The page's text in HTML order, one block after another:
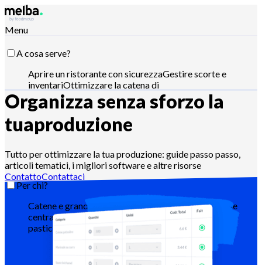
Menu
A cosa serve?
Aprire un ristorante con sicurezzaGestire scorte e
inventariOttimizzare la catena di
approvvigionamentoOttimizzare l'ingegneria del
menu Ridurre il food costPianificare la produzione
alimentareRispettare i requisiti HACCP
preventivi e analizzare le vendite
Per chi?
Catene e grandi gruppi
Ristoranti indipendentiCucine
centralizzateDark kitchenCatering
Panettieri e
pasticceri
Hotel-ristoranti
Organizza senza sforzo la
tuaproduzione
Tutto per ottimizzare la tua produzione: guide passo passo,
articoli tematici, i migliori software e altre risorse
ContattoContattaci